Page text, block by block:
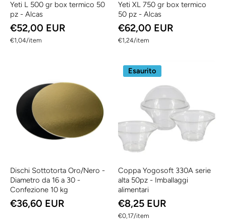
Yeti L 500 gr box termico 50
pz - Alcas
€52,00 EUR
€1,04/
per item
Yeti XL 750 gr box termico
50 pz - Alcas
€62,00 EUR
€1,24/
per item
Dischi Sottotorta Oro/Nero -
Diametro da 16 a 30 -
Confezione 10 kg
€36,60 EUR
Esaurito
Coppa Yogosoft 330A serie
alta 50pz - Imballaggi
alimentari
€8,25 EUR
€0,17/
per item